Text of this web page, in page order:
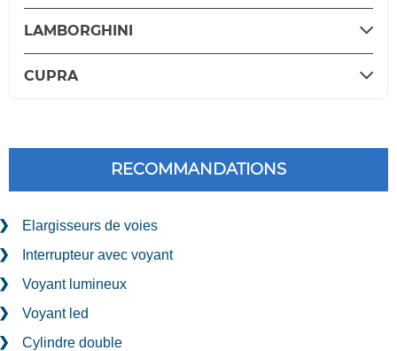
LAMBORGHINI
CUPRA
RECOMMANDATIONS
Elargisseurs de voies
Interrupteur avec voyant
Voyant lumineux
Voyant led
Cylindre double